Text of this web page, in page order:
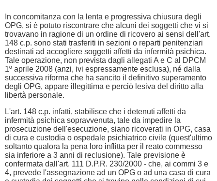
In concomitanza con la lenta e progressiva chiusura degli
OPG, si è potuto riscontrare che alcuni dei soggetti che vi si
trovavano in ragione di un ordine di ricovero ai sensi dell'art.
148 c.p. sono stati trasferiti in sezioni o reparti penitenziari
destinati ad accogliere soggetti affetti da infermità psichica.
Tale operazione, non prevista dagli allegati A e C al DPCM
1º aprile 2008 (anzi, ivi espressamente esclusa), né dalla
successiva riforma che ha sancito il definitivo superamento
degli OPG, appare illegittima e perciò lesiva del diritto alla
libertà personale.
L'art. 148 c.p. infatti, stabilisce che i detenuti affetti da
infermità psichica sopravvenuta, tale da impedire la
prosecuzione dell'esecuzione, siano ricoverati in OPG, casa
di cura e custodia o ospedale psichiatrico civile (quest'ultimo
soltanto qualora la pena loro inflitta per il reato commesso
sia inferiore a 3 anni di reclusione). Tale previsione è
confermata dall'art. 111 D.P.R. 230/2000 - che, ai commi 3 e
4, prevede l'assegnazione ad un OPG o ad una casa di cura